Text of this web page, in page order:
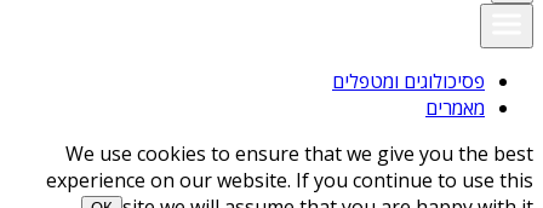
פסיכולוגים ומטפלים
מאמרים
We use cookies to ensure that we give you the best
experience on our website. If you continue to use this